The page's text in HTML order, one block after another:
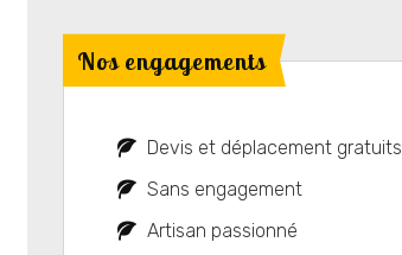
Nos engagements
Devis et déplacement gratuits
Sans engagement
Artisan passionné